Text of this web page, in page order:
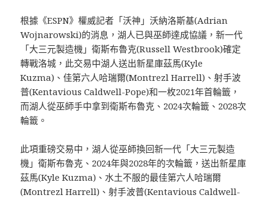
根據《ESPN》權威記者「沃神」沃納洛斯基(Adrian
Wojnarowski)的消息，湖人已與巫師達成協議，新一代
「大三元製造機」衛斯布魯克(Russell Westbrook)確定
轉戰洛城，此交易中湖人送出新星庫茲馬(Kyle
Kuzma)、佳第六人哈瑞爾(Montrezl Harrell)、射手波
普(Kentavious Caldwell-Pope)和一枚2021年首輪籤，
而湖人從巫師手中拿到衛斯布魯克、2024次輪籤、2028次
輪籤。
此項重磅交易中，湖人從巫師換回新一代「大三元製造
機」衛斯布魯克、2024年與2028年的次輪籤，送出新星庫
茲馬(Kyle Kuzma)、水土不服的最佳第六人哈瑞爾
(Montrezl Harrell)、射手波普(Kentavious Caldwell-